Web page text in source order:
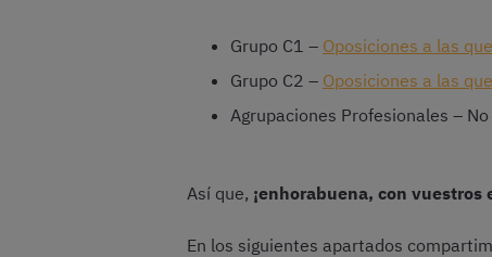
Grupo C1 – Oposiciones a las
Grupo C2 – Oposiciones a las
Agrupaciones Profesionales –
Así que, ¡enhorabuena, con
En los siguientes apartados